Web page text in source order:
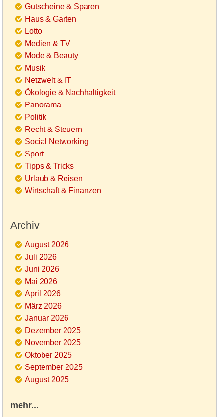
Gutscheine & Sparen
Haus & Garten
Lotto
Medien & TV
Mode & Beauty
Musik
Netzwelt & IT
Ökologie & Nachhaltigkeit
Panorama
Politik
Recht & Steuern
Social Networking
Sport
Tipps & Tricks
Urlaub & Reisen
Wirtschaft & Finanzen
Archiv
August 2026
Juli 2026
Juni 2026
Mai 2026
April 2026
März 2026
Januar 2026
Dezember 2025
November 2025
Oktober 2025
September 2025
August 2025
mehr...